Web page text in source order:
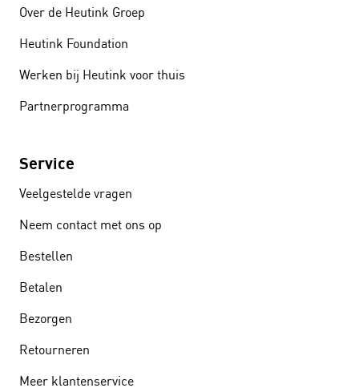
Over de Heutink Groep
Heutink Foundation
Werken bij Heutink voor thuis
Partnerprogramma
Service
Veelgestelde vragen
Neem contact met ons op
Bestellen
Betalen
Bezorgen
Retourneren
Meer klantenservice